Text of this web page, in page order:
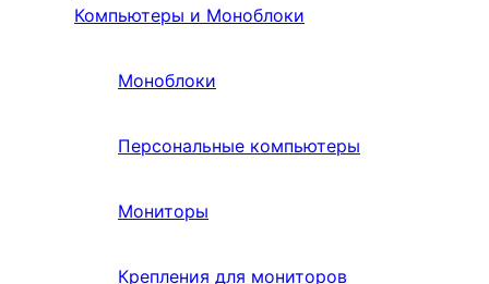
Компьютеры и Моноблоки
Моноблоки
Персональные компьютеры
Мониторы
Крепления для мониторов